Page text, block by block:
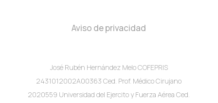
Aviso de privacidad
José Rubén Hernández Melo COFEPRIS
2431012002A00363 Ced. Prof. Médico Cirujano
2020559 Universidad del Ejercito y Fuerza Aérea Ced.